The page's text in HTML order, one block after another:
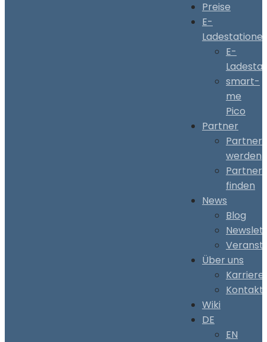
Preise
E-
E-
smart-
me
Pico
Partner
Partner
werden
Partner
finden
News
Blog
Über uns
Karriere
Kontakt
Wiki
DE
EN